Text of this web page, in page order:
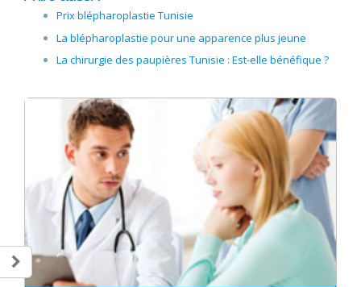
Prix blépharoplastie Tunisie
La blépharoplastie pour une apparence plus jeune
La chirurgie des paupières Tunisie : Est-elle bénéfique ?